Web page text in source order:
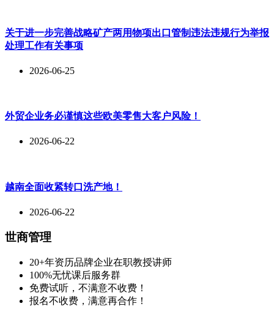
关于进一步完善战略矿产两用物项出口管制违法违规行为举报
处理工作有关事项
2026-06-25
外贸企业务必谨慎这些欧美零售大客户风险！
2026-06-22
越南全面收紧转口洗产地！
2026-06-22
世商管理
20+年资历品牌企业在职教授讲师
100%无忧课后服务群
免费试听，不满意不收费！
报名不收费，满意再合作！